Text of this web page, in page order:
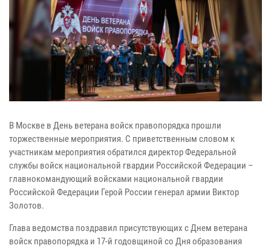
В Москве в День ветерана войск правопорядка прошли
торжественные мероприятия. С приветственным словом к
участникам мероприятия обратился директор Федеральной
службы войск национальной гвардии Российской Федерации –
главнокомандующий войсками национальной гвардии
Российской Федерации Герой России генерал армии Виктор
Золотов.
Глава ведомства поздравил присутствующих с Днем ветерана
войск правопорядка и 17-й годовщиной со Дня образования